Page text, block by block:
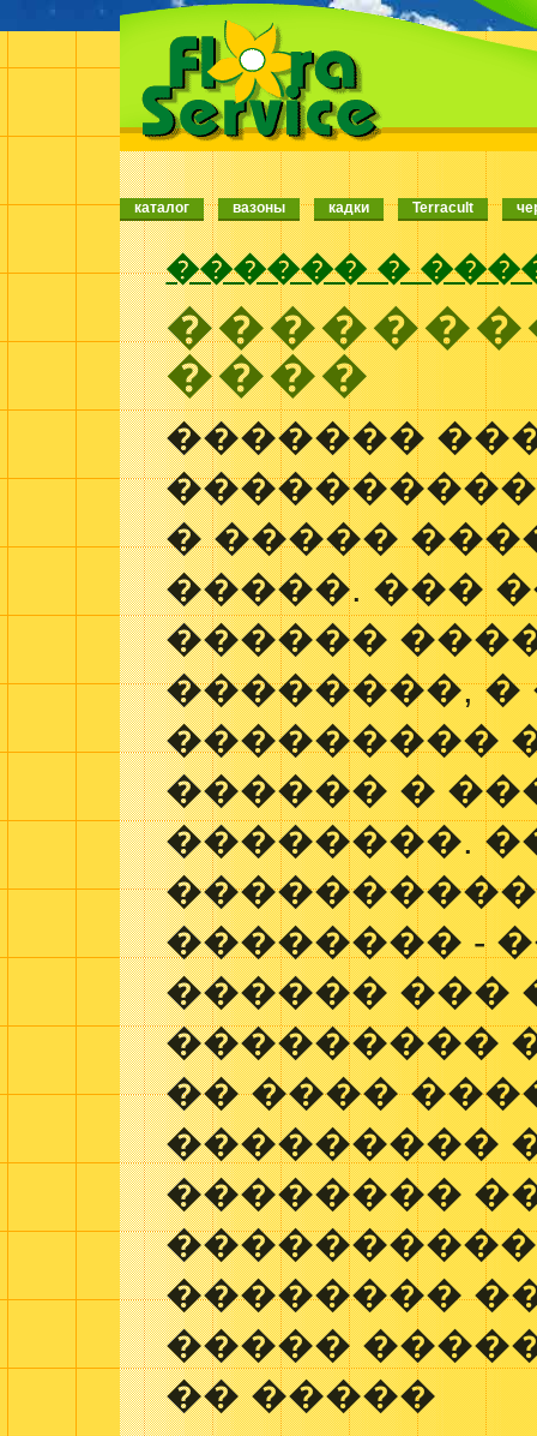
каталог вазоны кадки Terracult
������ �
����
�������
� �����
�����. ���
������
��������, �
���������
������ �
��������.
�������� -
������ ���
���������
�� ����
���������
��������
��������
�����
�� �����